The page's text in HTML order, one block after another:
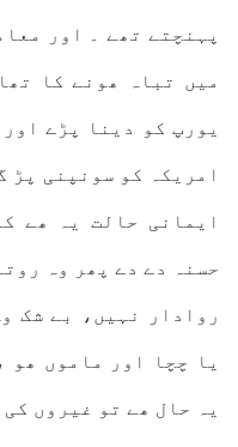
پہنچتے تھے ۔ اور
میں تباہ ھونے کا
یورپ کو دینا پڑے
امریکہ کو سونپنی پڑ
ایمانی حالت یہ ھے
حسنہ دے دے پھر وہ
روادار نہیں، بے شک
یا چچا اور ماموں ھو
یہ حال ھے تو غیروں